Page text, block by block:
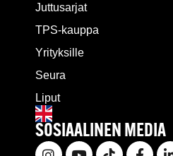
Juttusarjat
TPS-kauppa
Yrityksille
Seura
Liput
SOSIAALINEN MEDIA